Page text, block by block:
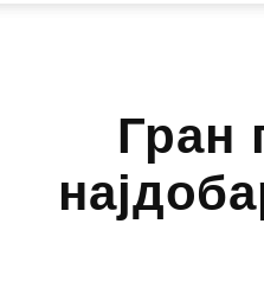
Гран